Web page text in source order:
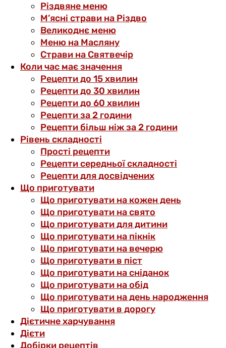
Різдвяне меню
М’ясні страви на Різдво
Великоднє меню
Меню на Масляну
Страви на Святвечір
Коли час має значення
Рецепти до 15 хвилин
Рецепти до 30 хвилин
Рецепти до 60 хвилин
Рецепти за 2 години
Рецепти більш ніж за 2 години
Рівень складності
Прості рецепти
Рецепти середньої складності
Рецепти для досвідчених
Що приготувати
Що приготувати на кожен день
Що приготувати на свято
Що приготувати для дитини
Що приготувати на пікнік
Що приготувати на вечерю
Що приготувати в піст
Що приготувати на сніданок
Що приготувати на обід
Що приготувати на день народження
Що приготувати в дорогу
Дієтичне харчування
Дієти
Добірки рецептів